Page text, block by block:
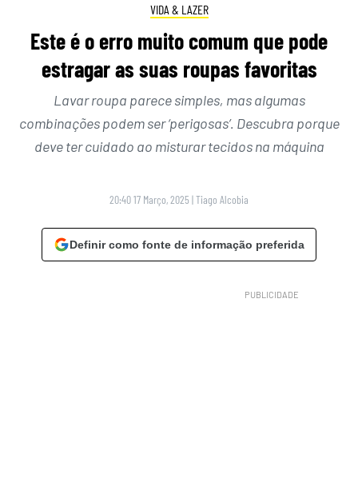
VIDA & LAZER
Este é o erro muito comum que pode
estragar as suas roupas favoritas
Lavar roupa parece simples, mas algumas
combinações podem ser ‘perigosas’. Descubra porque
deve ter cuidado ao misturar tecidos na máquina
20:40 17 Março, 2025 |Tiago Alcobia
Definir como fonte de informação preferida